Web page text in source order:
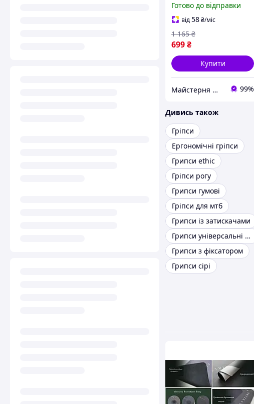
легкий підйом для
вашого вихованця
36х25х40см
Готово до відправки
від58₴/міс
699₴
1 165 ₴
Купити
Майстерня Меблі Стиль 99%
Дивись також
Гріпси
Ергономічні гріпси
Грипси ethic
Гріпси рогу
Грипси гумові
Гріпси для мтб
Грипси із затискачами
Грипси універсальні жовті
Грипси з фіксатором
Грипси сірі